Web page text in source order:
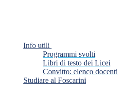
Info utili
Programmi svolti
Libri di testo dei Licei
Convitto: elenco docenti
Studiare al Foscarini